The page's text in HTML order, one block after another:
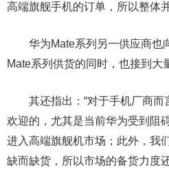
高端旗舰手机的订单，所以整体
华为Mate系列另一供应商也
Mate系列供货的同时，也接到大
其还指出：“对于手机厂商而
欢迎的，尤其是当前华为受到阻
进入高端旗舰机市场；此外，我
缺而缺货，所以市场的备货力度